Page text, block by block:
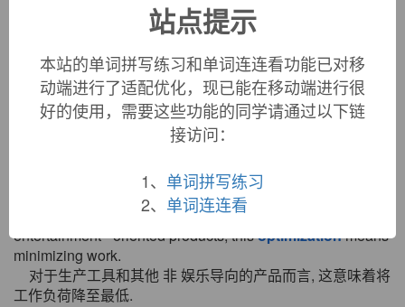
双语例句
1. Development of detergents has requiredoptimization
2. In the case of productivity tools and other non -
entertainment - oriented products, thisoptimizationmeans
minimizing work.
对于生产工具和其他 非 娱乐导向的产品而言, 这意味着将
工作负荷降至最低.
站点提示
本站的单词拼写练习和单词连连看功能已对移
动端进行了适配优化，现已能在移动端进行很
好的使用，需要这些功能的同学请通过以下链
接访问：
1、 单词拼写练习
2、 单词连连看